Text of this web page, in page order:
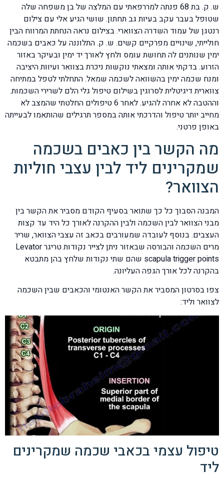
ש. ק. בת 68 פנתה למררפאתי עם המלצה של בן משפחה שלה
שטופל בעבר עקב בעיות גב תחתון. שושי הגיע אלי עם צילום
רנטגן של עמוד השדרה הצווארי. בצילום נראה הנחתת המרווח הבין
חולייתי, שינויים מפרקיים קשים. ש. ק. התלוננה על כאבים בשכמה
ימין שנותנים לה תחושת עומס ולחץ לאורך יד ימין ובעיקר באזור
הזרוע. בדקתי אותה ומצאתי נוקשות ניכרת בצוואר ועיוות היציבה
ומנח שכמה ימין בהשוואה לשכמה שמאל. התחלתי לטפל במתיחה
צווארית דיגיטלית לסרוגין בשילום טיפול גלי הלם לשרירי השכמות.
וההטבה לא אחרה להגיע. לאחר 6 טיפולים החלטתי שהמצב לא
מחייב יותר טיפול והדרכתי אותה במספר תרגילים שהותאמו לבעייתה
באופן פרטני.
מה הקשר בין כאבים בשכמה
שמקרינים ליד לבין עצבי חוליות
הצוואר?
המבנה הסבוך כל כך שתואר בסעיף הקודם מסביר את הקשר בין
מבני הצוואר לבין השכמה ולבין ההקרנה לאורך כל היד עד קצות
העצבים. בנוסף לעובדה שמעורבים בכאב זה עצבי הצוואר, שריר
מרים השכמה והבורסה שבאזור ניתן לצייר נקודות טריגר Levator
scapula trigger points שהם שתי נקודות שלחץ בהן מתבטא
בהקרנה לכל אורך הגפה העליונה.
צפו בסרטון המסביר את הקשר האנטומי והכאבים שבין השכמה
לצוואר וליד:
טיפול עצמי בכאבי שכמה שמקרינים
ליד